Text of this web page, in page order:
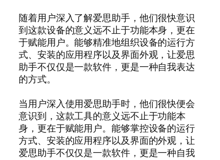
随着用户深入了解爱思助手，他们很快意识
到这款设备的意义远不止于功能本身，更在
于赋能用户。能够精准地组织设备的运行方
式、安装的应用程序以及界面外观，让爱思
助手不仅仅是一款软件，更是一种自我表达
的方式。
当用户深入使用爱思助手时，他们很快便会
意识到，这款工具的意义远不止于功能本
身，更在于赋能用户。能够掌控设备的运行
方式、安装的应用程序以及界面的外观，让
爱思助手不仅仅是一款软件，更是一种自我